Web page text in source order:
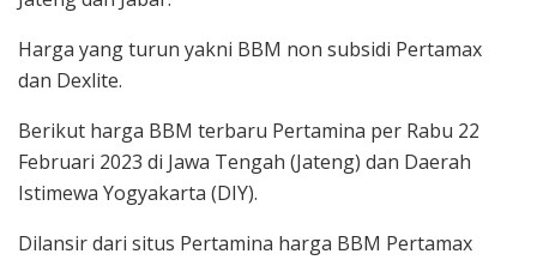
Harga yang turun yakni BBM non subsidi Pertamax
dan Dexlite.
Berikut harga BBM terbaru Pertamina per Rabu 22
Februari 2023 di Jawa Tengah (Jateng) dan Daerah
Istimewa Yogyakarta (DIY).
Dilansir dari situs Pertamina harga BBM Pertamax